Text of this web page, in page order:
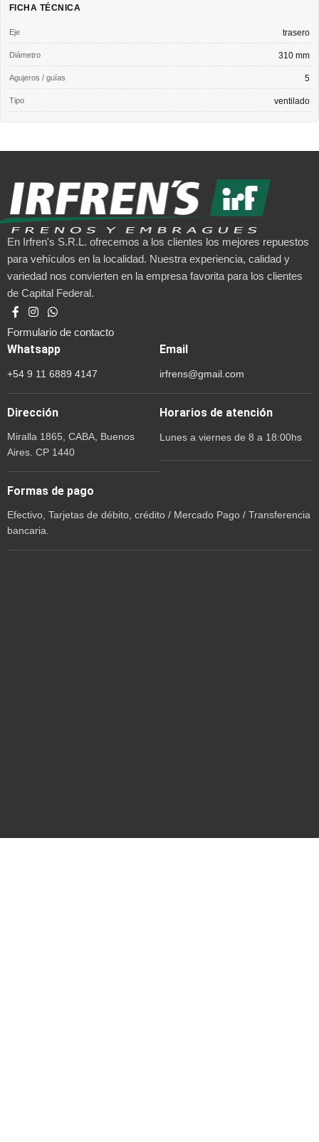
FICHA TÉCNICA
Eje trasero
Diámetro 310 mm
Agujeros / guías 5
Tipo ventilado
En Irfren's S.R.L. ofrecemos a los clientes los mejores repuestos
para vehículos en la localidad. Nuestra experiencia, calidad y
variedad nos convierten en la empresa favorita para los clientes
de Capital Federal.
Formulario de contacto
Whatsapp
+54 9 11 6889 4147
Email
irfrens@gmail.com
Dirección
Miralla 1865, CABA, Buenos
Aires. CP 1440
Horarios de atención
Lunes a viernes de 8 a 18:00hs
Formas de pago
Efectivo, Tarjetas de débito, crédito / Mercado Pago / Transferencia
bancaria.